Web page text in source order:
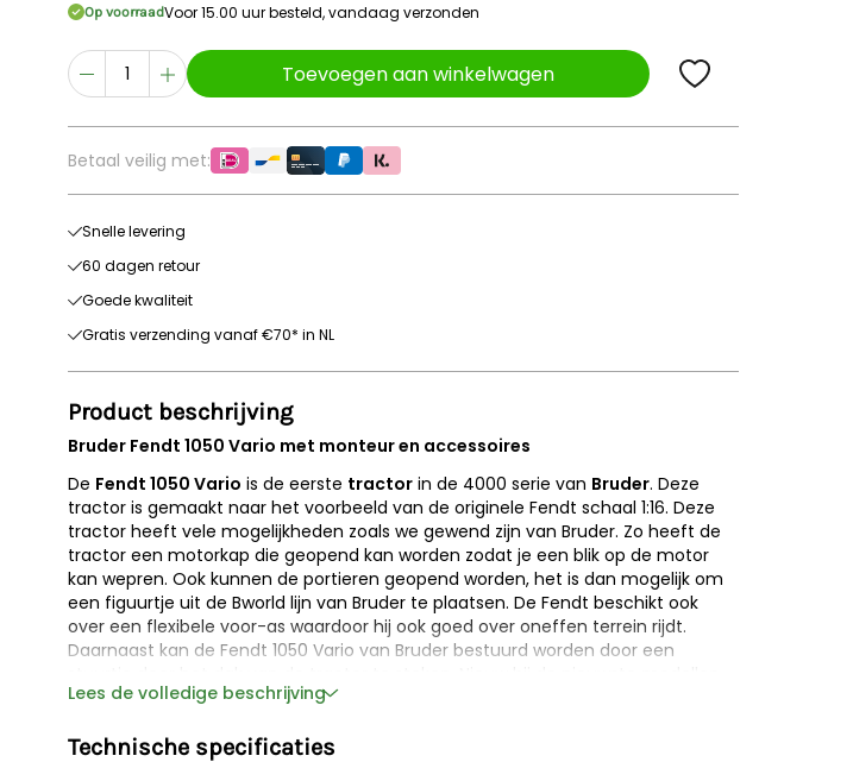
Op voorraadVoor 15.00 uur besteld, vandaag verzonden
Toevoegen aan winkelwagen
Betaal veilig met:
Snelle levering
60 dagen retour
Goede kwaliteit
Gratis verzending vanaf €70* in NL
Product beschrijving
Bruder Fendt 1050 Vario met monteur en accessoires
De Fendt 1050 Vario is de eerste tractor in de 4000 serie van Bruder. Deze
tractor is gemaakt naar het voorbeeld van de originele Fendt schaal 1:16. Deze
tractor heeft vele mogelijkheden zoals we gewend zijn van Bruder. Zo heeft de
tractor een motorkap die geopend kan worden zodat je een blik op de motor
kan wepren. Ook kunnen de portieren geopend worden, het is dan mogelijk om
een figuurtje uit de Bworld lijn van Bruder te plaatsen. De Fendt beschikt ook
over een flexibele voor-as waardoor hij ook goed over oneffen terrein rijdt.
Daarnaast kan de Fendt 1050 Vario van Bruder bestuurd worden door een
van 2016, zoals deze Fendt, zijn de verwijderbare wielen. Met een speciale sleutel
monteur meegeleverd met krik en gereedschap om de gehele speelbeleving af
Lees de volledige beschrijving
Technische specificaties